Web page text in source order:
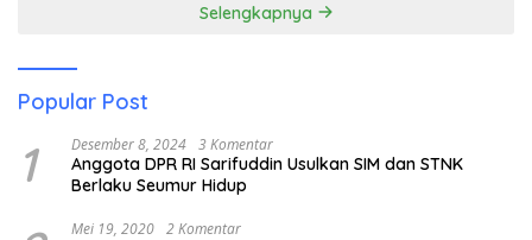
Selengkapnya
Popular Post
1 Desember 8, 2024 3 Komentar
Anggota DPR RI Sarifuddin Usulkan SIM dan STNK
Berlaku Seumur Hidup
Mei 19, 2020 2 Komentar